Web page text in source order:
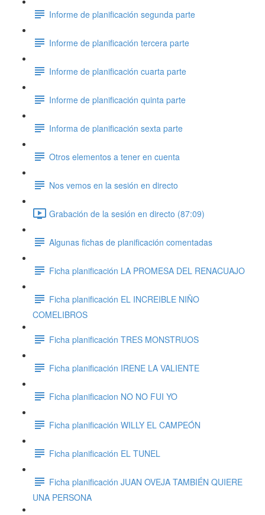
Informe de planificación segunda parte
Informe de planificación tercera parte
Informe de planificación cuarta parte
Informe de planificación quinta parte
Informa de planificación sexta parte
Otros elementos a tener en cuenta
Nos vemos en la sesión en directo
Grabación de la sesión en directo (87:09)
Algunas fichas de planificación comentadas
Ficha planificación LA PROMESA DEL RENACUAJO
Ficha planificación EL INCREIBLE NIÑO
COMELIBROS
Ficha planificación TRES MONSTRUOS
Ficha planificación IRENE LA VALIENTE
Ficha planificacion NO NO FUI YO
Ficha planificación WILLY EL CAMPEÓN
Ficha planificación EL TUNEL
Ficha planificación JUAN OVEJA TAMBIÉN QUIERE
UNA PERSONA